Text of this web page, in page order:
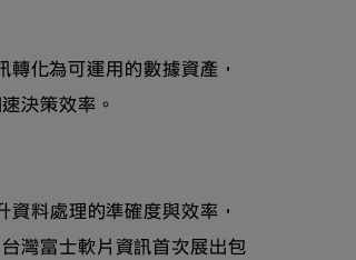
化為可運用的數據資產，
決策效率。
料處理的準確度與效率，
灣富士軟片資訊首次展出包